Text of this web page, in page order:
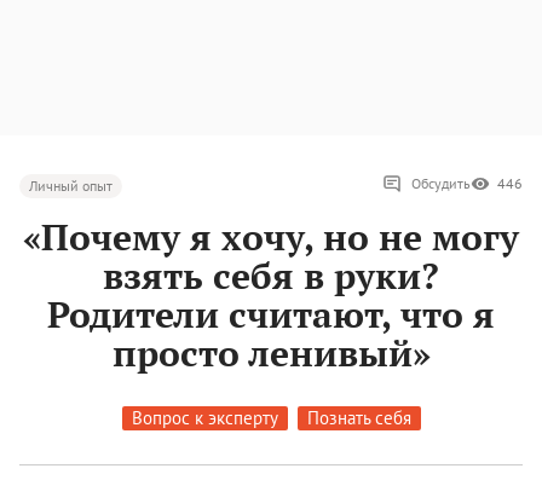
Личный опыт Обсудить 446
«Почему я хочу, но не могу
взять себя в руки?
Родители считают, что я
просто ленивый»
Вопрос к эксперту Познать себя